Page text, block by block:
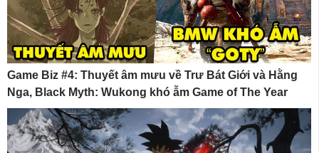
Game Biz #4: Thuyết âm mưu về Trư Bát Giới và Hằng
Nga, Black Myth: Wukong khó ẫm Game of The Year